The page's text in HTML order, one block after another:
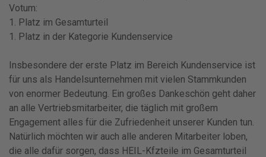
Votum:
1. Platz im Gesamturteil
1. Platz in der Kategorie Kundenservice
Insbesondere der erste Platz im Bereich Kundenservice ist
für uns als Handelsunternehmen mit vielen Stammkunden
von enormer Bedeutung. Ein großes Dankeschön geht daher
an alle Vertriebsmitarbeiter, die täglich mit großem
Engagement alles für die Zufriedenheit unserer Kunden tun.
Natürlich möchten wir auch alle anderen Mitarbeiter loben,
die alle dafür sorgen, dass HEIL-Kfzteile im Gesamturteil